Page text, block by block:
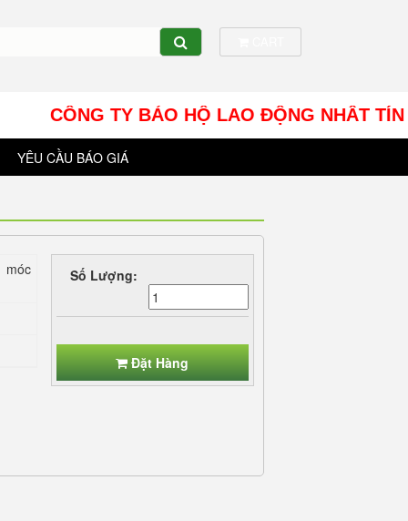
CÔNG TY BẢO HỘ LAO ĐỘNG NHÂT TÍN
YÊU CẦU BÁO GIÁ
móc Số Lượng:
Đặt Hàng